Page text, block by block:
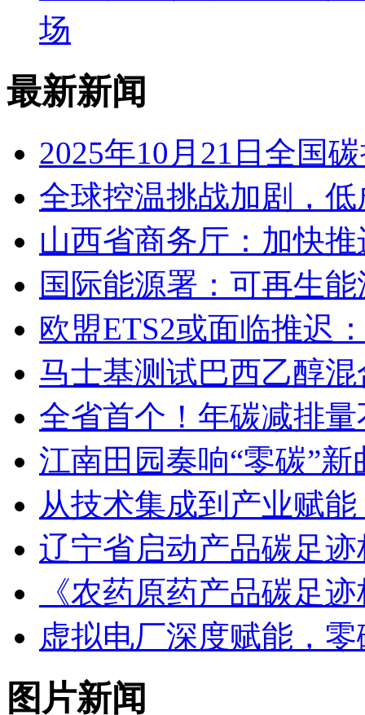
场
最新新闻
2025年10月21日全国
全球控温挑战加剧，
山西省商务厅：加快
国际能源署：可再生
欧盟ETS2或面临推迟
马士基测试巴西乙醇
全省首个！年碳减排
江南田园奏响“零碳”新
从技术集成到产业赋
辽宁省启动产品碳足
《农药原药产品碳足
虚拟电厂深度赋能，
图片新闻